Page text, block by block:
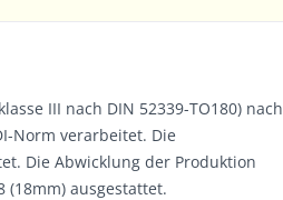
III nach DIN 52339-TO180) nach
Norm verarbeitet. Die
Die Abwicklung der Produktion
(18mm) ausgestattet.